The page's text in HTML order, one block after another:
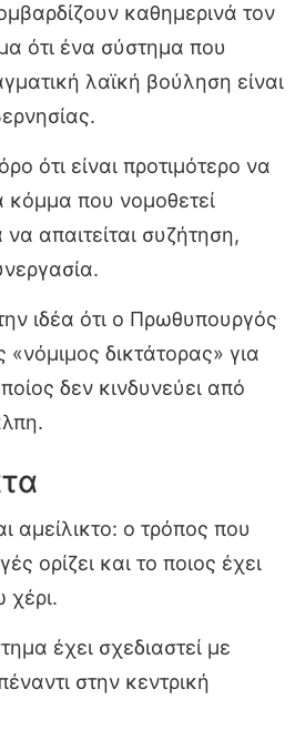
καθημερινά τον
ότι ένα σύστημα που
λαϊκή βούληση είναι
ότι είναι προτιμότερο να
κόμμα που νομοθετεί
απαιτείται συζήτηση,
ιδέα ότι ο Πρωθυπουργός
«νόμιμος δικτάτορας» για
δεν κινδυνεύει από
αμείλικτο: ο τρόπος που
ορίζει και το ποιος έχει
χέρι.
έχει σχεδιαστεί με
στην κεντρική